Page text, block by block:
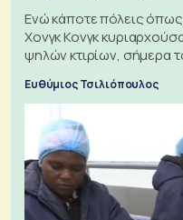
Ενώ κάποτε πόλεις όπως
Χονγκ Κονγκ
ψηλών κτιρίων, σήμερα
προς την Ασία
Ευθύμιος Τσιλιόπουλος